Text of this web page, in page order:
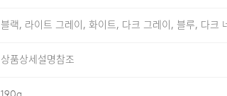
24/7 COMMENT
블랙, 라이트 그레이, 화이트, 다크 그레이, 블루, 다크
상품상세설명참조